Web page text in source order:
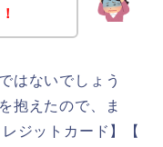
はないでしょう
抱えたので、ま
ジットカード】【